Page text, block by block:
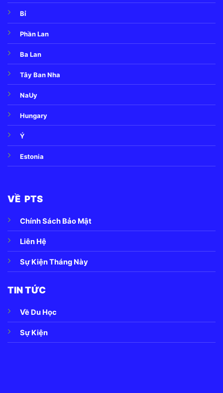
Bỉ
Phần Lan
Ba Lan
Tây Ban Nha
NaUy
Hungary
Ý
Estonia
VỀ PTS
Chính Sách Bảo Mật
Liên Hệ
Sự Kiện Tháng Này
TIN TỨC
Về Du Học
Sự Kiện